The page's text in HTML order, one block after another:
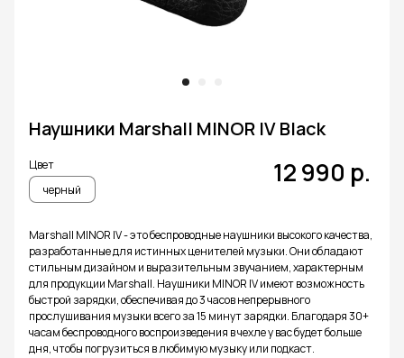
Наушники Marshall MINOR IV Black
12 990 р.
Цвет
черный
Marshall MINOR IV - это беспроводные наушники высокого качества,
разработанные для истинных ценителей музыки. Они обладают
стильным дизайном и выразительным звучанием, характерным
для продукции Marshall. Наушники MINOR IV имеют возможность
быстрой зарядки, обеспечивая до 3 часов непрерывного
прослушивания музыки всего за 15 минут зарядки. Благодаря 30+
часам беспроводного воспроизведения в чехле у вас будет больше
дня, чтобы погрузиться в любимую музыку или подкаст.